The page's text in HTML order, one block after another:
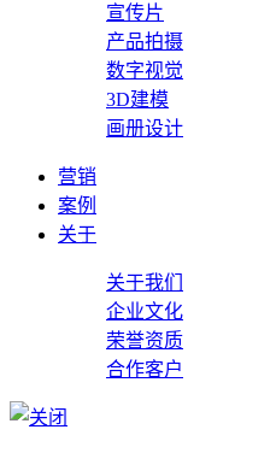
宣传片
产品拍摄
数字视觉
3D建模
画册设计
营销
案例
关于
关于我们
企业文化
荣誉资质
合作客户